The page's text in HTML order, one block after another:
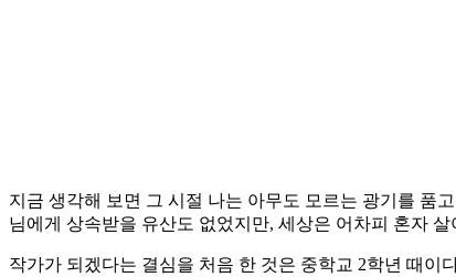
지금 생각해 보면 그 시절 나는 아무도 모르는 광기를 품
님에게 상속받을 유산도 없었지만, 세상은 어차피 혼자
작가가 되겠다는 결심을 처음 한 것은 중학교 2학년 때이